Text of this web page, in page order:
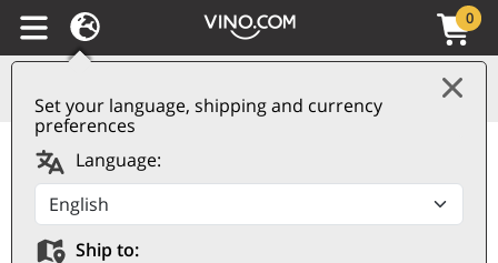
Set your language, shipping and currency
preferences
Language:
Ship to:
0
Champagne AOC Extra
Brut Cuvée 5 Pascal
Lejeune Laurier